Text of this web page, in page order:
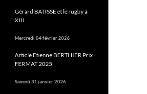
Gérard BATISSE et le rugby à
XIII
Mercredi 04 février 2026
Article Etienne BERTHIER Prix
FERMAT 2025
Samedi 31 janvier 2026